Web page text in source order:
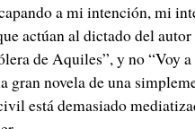
a mi intención, mi
actúan al dictado del
de Aquiles”, y no “Voy
gran novela de una
está demasiado